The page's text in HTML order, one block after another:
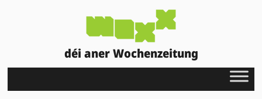
déi aner Wochenzeitung